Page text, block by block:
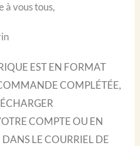
à vous tous,
EST EN FORMAT
COMPLÉTÉE,
COMPTE OU EN
LE COURRIEL DE